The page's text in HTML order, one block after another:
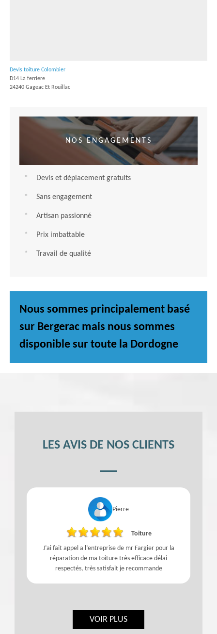
Devis toiture Colombier
D14 La ferriere
24240 Gageac Et Rouillac
NOS ENGAGEMENTS
Devis et déplacement gratuits
Sans engagement
Artisan passionné
Prix imbattable
Travail de qualité
Nous sommes principalement basé
sur Bergerac mais nous sommes
disponible sur toute la Dordogne
LES AVIS DE NOS CLIENTS
Pierre
Toiture
J’ai fait appel a l’entreprise de mr Fargier pour la
réparation de ma toiture très efficace délai
respectés, très satisfait je recommande
VOIR PLUS